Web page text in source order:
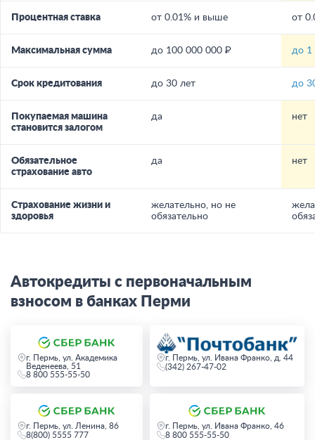
Процентная ставка от 0.01% и выше от
Максимальная сумма до 100 000 000 ₽ до 1
Срок кредитования до 30 лет до
Покупаемая машина
становится залогом
да нет
Обязательное
страхование авто
да нет
Страхование жизни и
здоровья
желательно, но не
обязательно
Автокредиты с первоначальным
взносом в банках Перми
г. Пермь, ул. Академика
Веденеева, 51
8 800 555-55-50
г. Пермь, ул. Ивана Франко, д. 44
(342) 267-47-02
г. Пермь, ул. Ленина, 86
8(800) 5555 777
г. Пермь, ул. Ивана Франко, 46
8 800 555-55-50